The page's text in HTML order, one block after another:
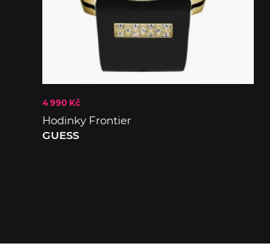
4 990 Kč
Hodinky Frontier
GUESS